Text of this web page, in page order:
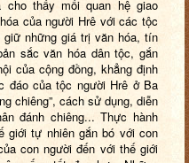
cho thấy mối quan hệ giao
của người Hrê với các tộc
những giá trị văn hóa, tín
sắc văn hóa dân tộc, gắn
của cộng đồng, khẳng định
đáo của tộc người Hrê ở Ba
chiêng”, cách sử dụng, diễn
đánh chiêng... Thực hành
giới tự nhiên gắn bó với con
con người đến với thế giới